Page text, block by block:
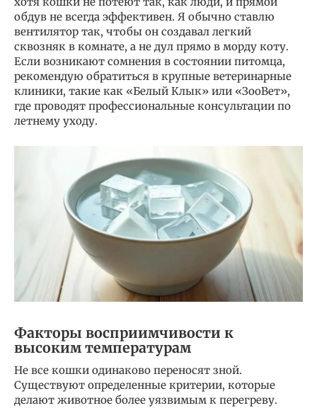
обдув не всегда эффективен. Я обычно ставлю
вентилятор так, чтобы он создавал легкий
сквозняк в комнате, а не дул прямо в морду коту.
Если возникают сомнения в состоянии питомца,
рекомендую обратиться в крупные ветеринарные
клиники, такие как «Белый Клык» или «ЗооВет»,
где проводят профессиональные консультации по
летнему уходу.
Факторы восприимчивости к
высоким температурам
Не все кошки одинаково переносят зной.
Существуют определенные критерии, которые
делают животное более уязвимым к перегреву.